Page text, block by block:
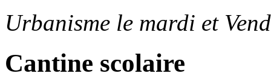
Urbanisme le mardi et
Cantine scolaire